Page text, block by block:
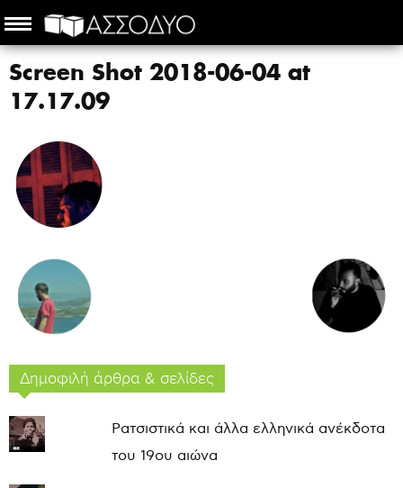
Screen Shot 2018-06-04 at
17.17.09
Δημοφιλή άρθρα & σελίδες
Ρατσιστικά και άλλα ελληνικά ανέκδοτα
του 19ου αιώνα